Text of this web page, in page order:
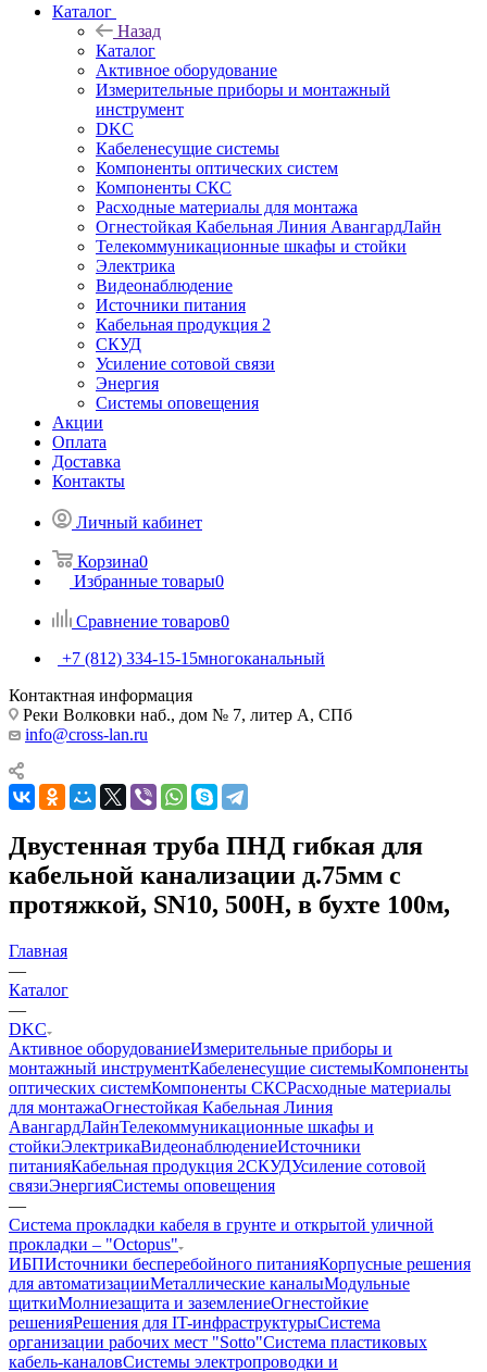
Каталог
Назад
Каталог
Активное оборудование
Измерительные приборы и монтажный
инструмент
DKC
Кабеленесущие системы
Компоненты оптических систем
Компоненты СКС
Расходные материалы для монтажа
Огнестойкая Кабельная Линия АвангардЛайн
Телекоммуникационные шкафы и стойки
Электрика
Видеонаблюдение
Источники питания
Кабельная продукция 2
СКУД
Усиление сотовой связи
Энергия
Системы оповещения
Акции
Оплата
Доставка
Контакты
Личный кабинет
Корзина0
Избранные товары0
Сравнение товаров0
+7 (812) 334-15-15многоканальный
Контактная информация
Реки Волковки наб., дом № 7, литер А, СПб
info@cross-lan.ru
Двустенная труба ПНД гибкая для
кабельной канализации д.75мм с
протяжкой, SN10, 500Н, в бухте 100м,
Главная
—
Каталог
—
DKC
Активное оборудованиеИзмерительные приборы и
монтажный инструментКабеленесущие системыКомпоненты
оптических системКомпоненты СКСРасходные материалы
для монтажаОгнестойкая Кабельная Линия
АвангардЛайнТелекоммуникационные шкафы и
стойкиЭлектрикаВидеонаблюдениеИсточники
питанияКабельная продукция 2СКУДУсиление сотовой
связиЭнергияСистемы оповещения
—
Система прокладки кабеля в грунте и открытой уличной
прокладки – "Octopus"
ИБПИсточники бесперебойного питанияКорпусные решения
для автоматизацииМеталлические каналыМодульные
щиткиМолниезащита и заземлениеОгнестойкие
решенияРешения для IT-инфраструктурыСистема
организации рабочих мест "Sotto"Система пластиковых
кабель-каналовСистемы электропроводки и